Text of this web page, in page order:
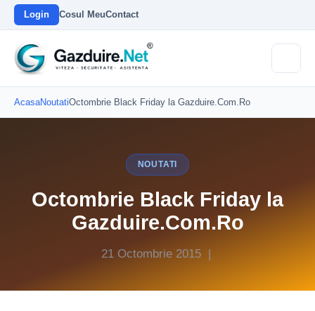
Login Cosul MeuContact
AcasaNoutatiOctombrie Black Friday la Gazduire.Com.Ro
NOUTATI
Octombrie Black Friday la
Gazduire.Com.Ro
21 Octombrie 2015 |